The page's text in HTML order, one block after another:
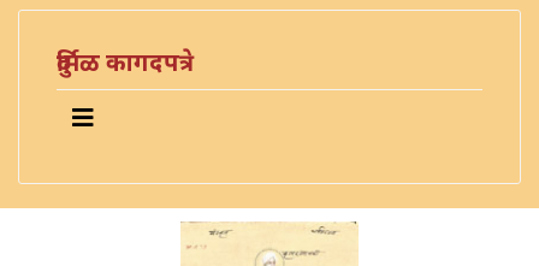
दुर्मिळ कागदपत्रे